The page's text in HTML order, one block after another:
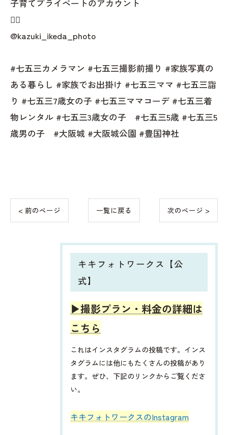
子育てプライベートのアカウント
👇🏻
@kazuki_ikeda_photo
#七五三カメラマン #七五三撮影前撮り #家族写真の
ある暮らし #家族でお出掛け #七五三ママ #七五三詣
り #七五三7歳女の子 #七五三ママコーデ #七五三着
物レンタル #七五三3歳女の子 #七五三5歳 #七五三5
歳男の子 #大阪城 #大阪城公園 #豊国神社
< 前のページ 一覧に戻る 次のページ >
キキフォトワークス【公
式】
▶︎撮影プラン・料金の詳細は
こちら
これはインスタグラムの投稿です。インス
タグラムには他にもたくさんの投稿があり
ます。ぜひ、下記のリンクからご覧くださ
い。
​​​​キキフォトワークスのInstagram